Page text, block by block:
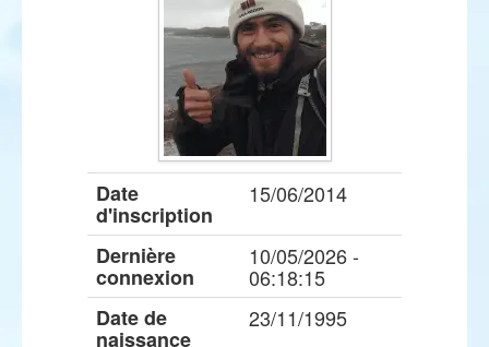
Date
d'inscription
15/06/2014
Dernière
connexion
10/05/2026 -
06:18:15
Date de
naissance
23/11/1995